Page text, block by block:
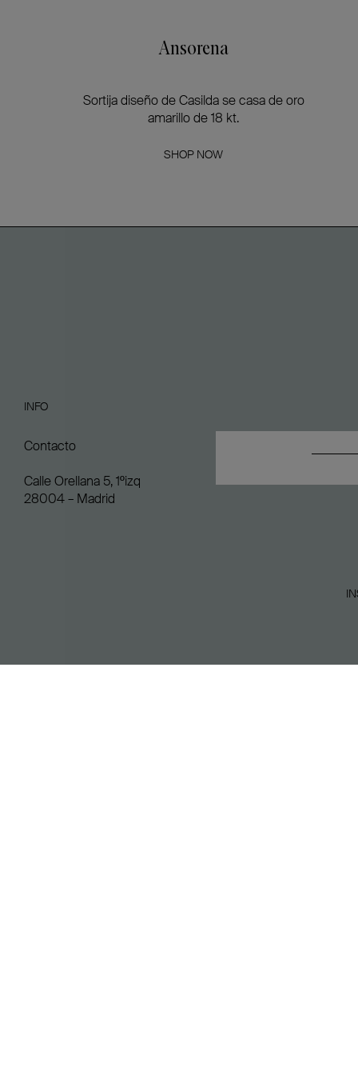
Ansorena
Sortija diseño de Casilda se casa de oro
amarillo de 18 kt.
SHOP NOW
INFO
Contacto
Calle Orellana 5, 1ºizq
28004 – Madrid